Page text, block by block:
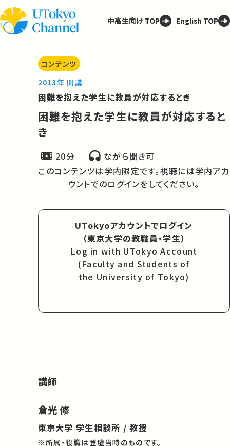
中高生向け TOP English TOP
コンテンツ
2013年 開講
困難を抱えた学生に教員が対応するとき
困難を抱えた学生に教員が対応すると
き
20分
ながら聞き可
このコンテンツは学内限定です。視聴には学内アカ
ウントでのログインをしてください。
UTokyoアカウントでログイン
（東京大学の教職員・学生）
Log in with UTokyo Account
(Faculty and Students of
the University of Tokyo)
講師
倉光 修
東京大学 学生相談所 / 教授
※所属・役職は登壇当時のものです。